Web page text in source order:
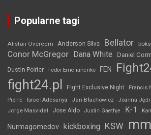
Popularne tagi
Alistair Overeem Anderson Silva Bellator boks
Conor McGregor Dana White Daniel
Dustin Poirier Fedor Emelianenko FEN
fight24.pl Fight Exclusive Night Francis
Pierre
Israel Adesanya Jan Błachowicz Joanna
Jorge Masvidal Jose Aldo Justin Gaethje K-1
Nurmagomedov kickboxing KSW